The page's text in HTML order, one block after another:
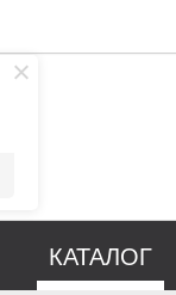
КАТАЛОГ